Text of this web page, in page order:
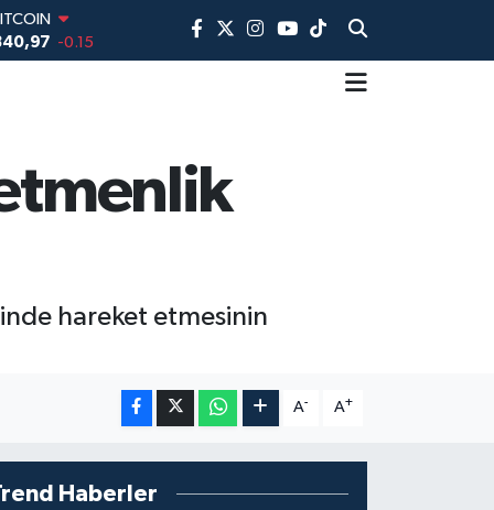
0.18
EURO
0
hareket etmesinin
A- A+
Haberler